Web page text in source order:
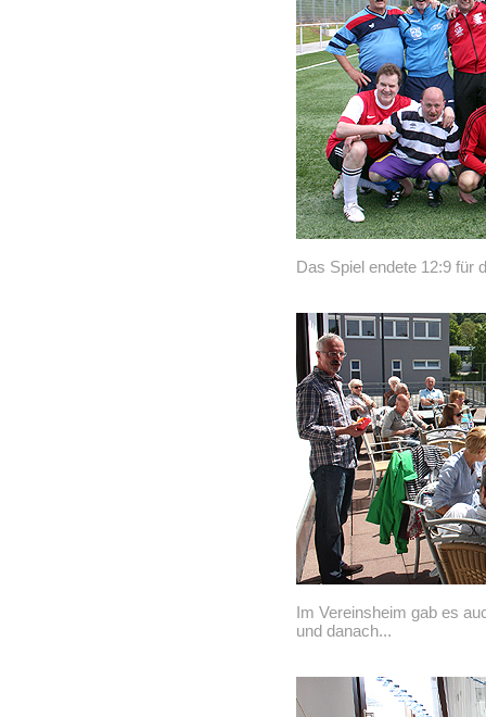
Das Spiel endete 12:9 für
Im Vereinsheim gab es
und danach...